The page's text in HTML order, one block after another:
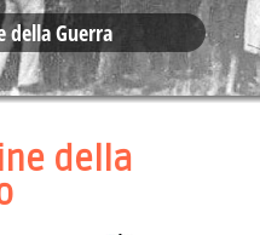
della Guerra
della